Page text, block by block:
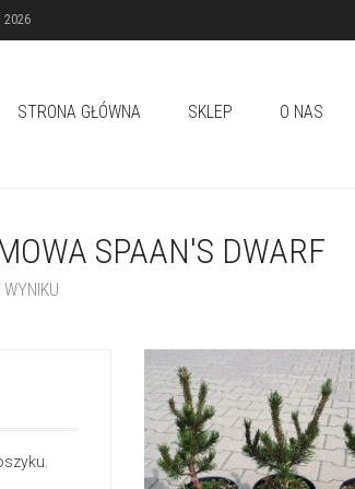
2026
STRONA GŁÓWNA SKLEP O NAS
SPAAN'S DWARF